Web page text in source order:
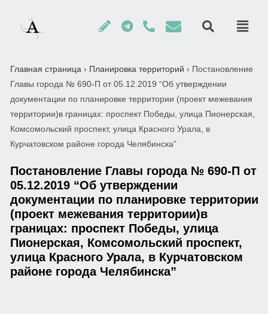
Главная страница › Планировка территорий › Постановление
Главы города № 690-П от 05.12.2019 “Об утверждении
документации по планировке территории (проект межевания
территории)в границах: проспект Победы, улица Пионерская,
Комсомольский проспект, улица Красного Урала, в
Курчатовском районе города Челябинска”
Постановление Главы города № 690-П от
05.12.2019 “Об утверждении
документации по планировке территории
(проект межевания территории)в
границах: проспект Победы, улица
Пионерская, Комсомольский проспект,
улица Красного Урала, в Курчатовском
районе города Челябинска”